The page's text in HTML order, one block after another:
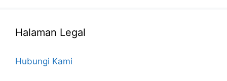
Halaman Legal
Hubungi Kami